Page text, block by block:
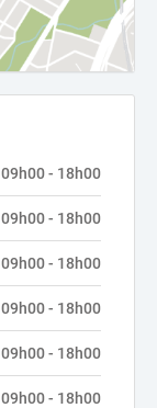
09h00 - 18h00
09h00 - 18h00
09h00 - 18h00
09h00 - 18h00
09h00 - 18h00
09h00 - 18h00